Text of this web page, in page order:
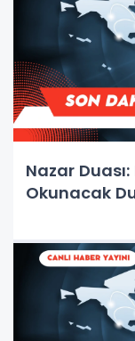
Nazar
Okunacak